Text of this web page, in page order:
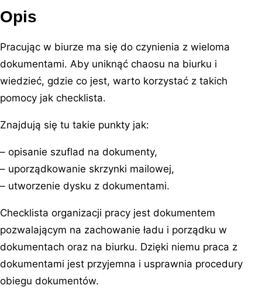
Opis
Pracując w biurze ma się do czynienia z wieloma
dokumentami. Aby uniknąć chaosu na biurku i
wiedzieć, gdzie co jest, warto korzystać z takich
pomocy jak checklista.
Znajdują się tu takie punkty jak:
– opisanie szuflad na dokumenty,
– uporządkowanie skrzynki mailowej,
– utworzenie dysku z dokumentami.
Checklista organizacji pracy jest dokumentem
pozwalającym na zachowanie ładu i porządku w
dokumentach oraz na biurku. Dzięki niemu praca z
dokumentami jest przyjemna i usprawnia procedury
obiegu dokumentów.